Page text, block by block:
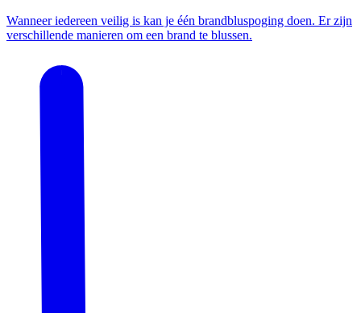
Wanneer iedereen veilig is kan je één brandbluspoging doen. Er zijn
verschillende manieren om een brand te blussen.